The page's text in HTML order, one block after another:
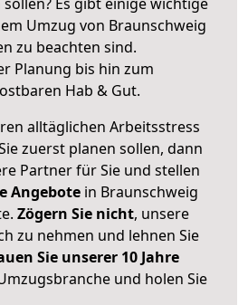
Umzug von Braunschweig
zu beachten sind.
Planung bis hin zum
Hab & Gut.
alltäglichen Arbeitsstress
zuerst planen sollen, dann
Partner für Sie und stellen
Angebote in Braunschweig
Zögern Sie nicht, unsere
zu nehmen und lehnen Sie
Sie unserer 10 Jahre
und holen Sie